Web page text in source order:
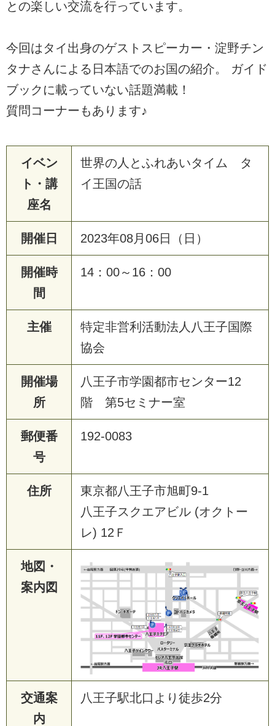
との楽しい交流を行っています。
今回はタイ出身のゲストスピーカー・淀野チン
タナさんによる日本語でのお国の紹介。 ガイド
ブックに載っていない話題満載！
質問コーナーもあります♪
イベン
ト・講
座名
世界の人とふれあいタイム タ
イ王国の話
開催日 2023年08月06日（日）
開催時
間
14：00～16：00
主催
特定非営利活動法人八王子国際
協会
開催場
所
八王子市学園都市センター12
階 第5セミナー室
郵便番
号
192-0083
住所
東京都八王子市旭町9-1
八王子スクエアビル (オクトー
レ) 12Ｆ
地図・
案内図
交通案
内
八王子駅北口より徒歩2分